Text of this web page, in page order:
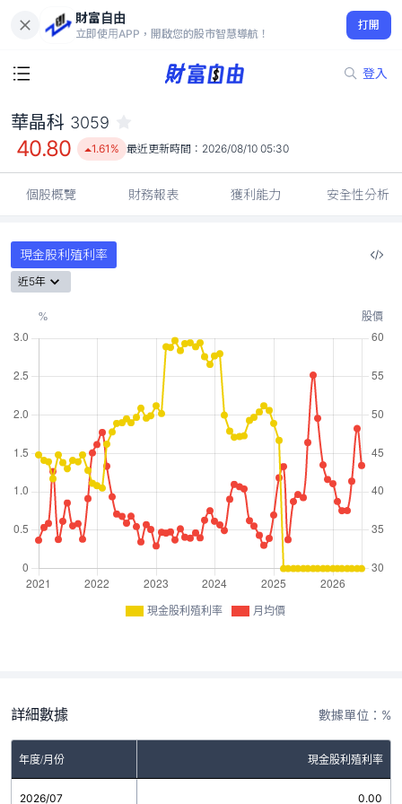
財富自由
立即使用APP，開啟您的股市智慧導航！
打開
登入
40.80
1.61%
華晶科 3059
40.80 1.61% 最近更新時間： 2026/08/10 05:30
個股概覽 財務報表 獲利能力 安全性分析
現金股利殖利率
近5年
現金股利殖利率 月均價
詳細數據 數據單位：%
年度/月份 現金股利殖利率
2026/07 0.00